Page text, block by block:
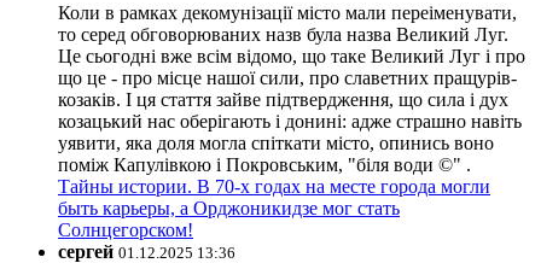
Коли в рамках декомунізації місто мали переіменувати,
то серед обговорюваних назв була назва Великий Луг.
Це сьогодні вже всім відомо, що таке Великий Луг і про
що це - про місце нашої сили, про славетних пращурів-
козаків. І ця стаття зайве підтвердження, що сила і дух
козацький нас оберігають і донині: адже страшно навіть
уявити, яка доля могла спіткати місто, опинись воно
поміж Капулівкою і Покровським, "біля води ©" .
Тайны истории. В 70-х годах на месте города могли
быть карьеры, а Орджоникидзе мог стать
Солнцегорском!
сергей 01.12.2025 13:36